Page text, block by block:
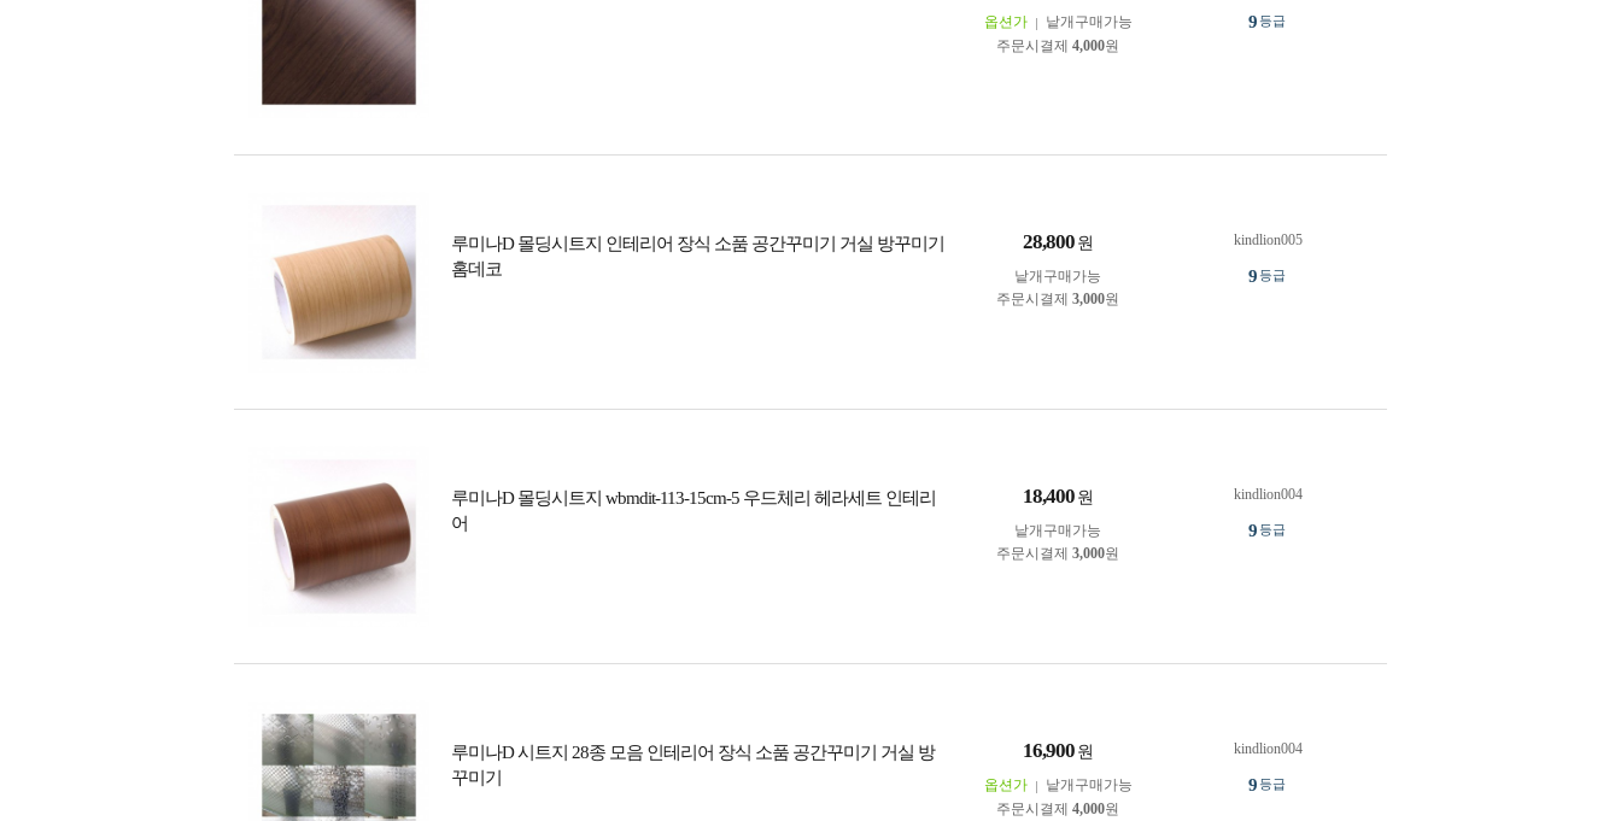
옵션가
낱개구매가능
주문시결제 4,000원
9등급
루미나D 몰딩시트지 인테리어 장식 소품 공간꾸미기 거실 방꾸미기
홈데코
28,800 원
낱개구매가능
주문시결제 3,000원
kindlion005
9등급
루미나D 몰딩시트지 wbmdit-113-15cm-5 우드체리 헤라세트 인테리
어
18,400 원
낱개구매가능
주문시결제 3,000원
kindlion004
9등급
루미나D 시트지 28종 모음 인테리어 장식 소품 공간꾸미기 거실 방
꾸미기
16,900 원
옵션가
낱개구매가능
주문시결제 4,000원
kindlion004
9등급